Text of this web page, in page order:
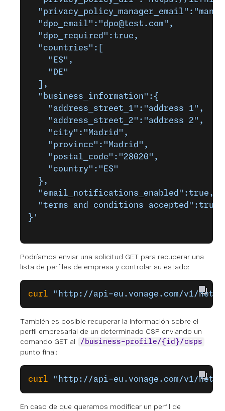
  "dpo_email":"dpo@test.com",
  "dpo_required":true,
  "countries":[
    "ES",
    "DE"
  ],
  "business_information":{
    "address_street_1":"address 1",
    "address_street_2":"address 2",
    "city":"Madrid",
    "province":"Madrid",
    "postal_code":"28020",
    "country":"ES"
  },
  "email_notifications_enabled":true,
  "terms_and_conditions_accepted":true
}'
Podríamos enviar una solicitud GET para recuperar una
lista de perfiles de empresa y controlar su estado:
curl "http://api-eu.vonage.com/v1/
También es posible recuperar la información sobre el
perfil empresarial de un determinado CSP enviando un
comando GET al /business-profile/{id}/csps
punto final:
curl "http://api-eu.vonage.com/v1/
En caso de que queramos modificar un perfil de